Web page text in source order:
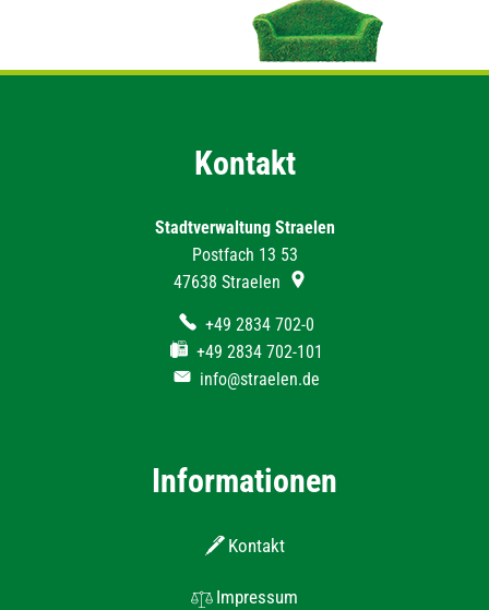
Kontakt
Stadtverwaltung Straelen
Postfach 13 53
47638 Straelen
+49 2834 702-0
+49 2834 702-101
info@straelen.de
Informationen
Kontakt
Impressum